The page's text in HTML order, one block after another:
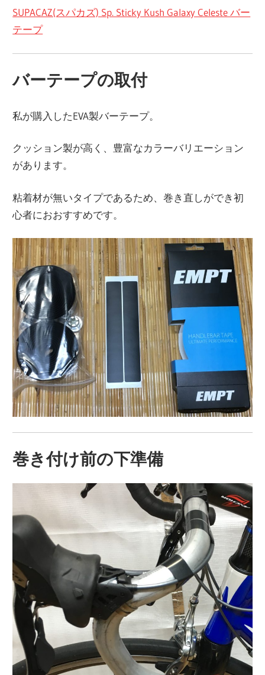
SUPACAZ(スパカズ) Sp. Sticky Kush Galaxy Celeste バー
テープ
バーテープの取付
私が購入したEVA製バーテープ。
クッション製が高く、豊富なカラーバリエーション
があります。
粘着材が無いタイプであるため、巻き直しができ初
心者におおすすめです。
巻き付け前の下準備